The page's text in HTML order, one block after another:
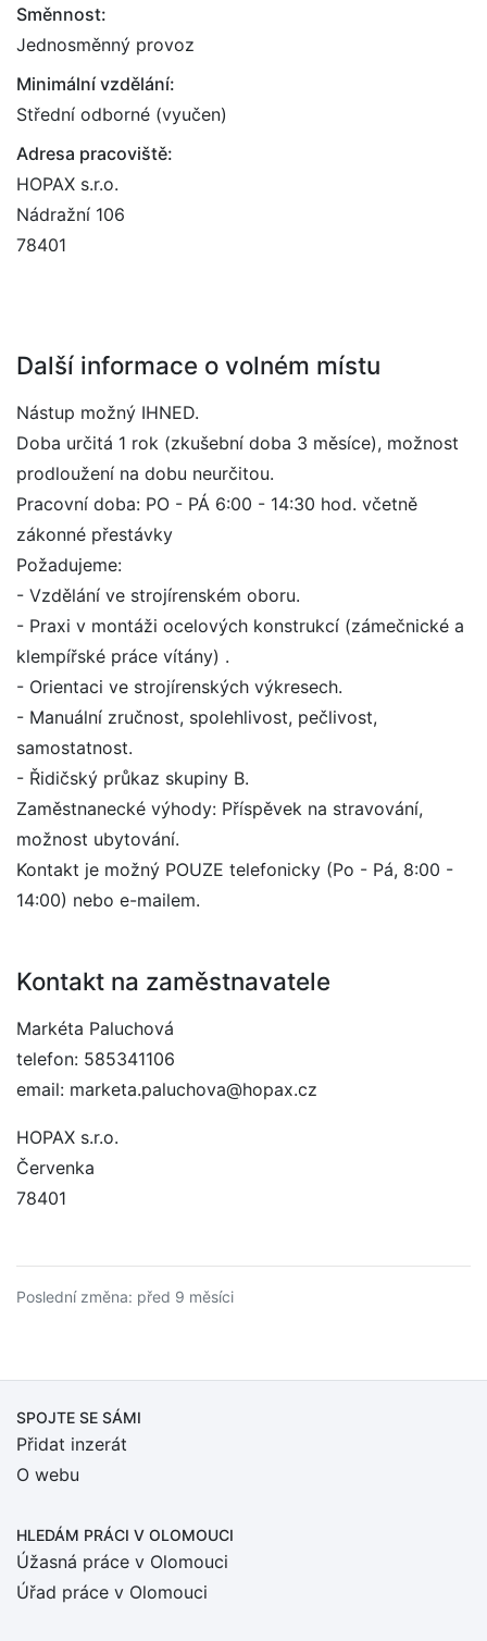
Směnnost:
Jednosměnný provoz
Minimální vzdělání:
Střední odborné (vyučen)
Adresa pracoviště:
HOPAX s.r.o.
Nádražní 106
78401
Další informace o volném místu
Nástup možný IHNED.
Doba určitá 1 rok (zkušební doba 3 měsíce), možnost
prodloužení na dobu neurčitou.
Pracovní doba: PO - PÁ 6:00 - 14:30 hod. včetně
zákonné přestávky
Požadujeme:
- Vzdělání ve strojírenském oboru.
- Praxi v montáži ocelových konstrukcí (zámečnické a
klempířské práce vítány) .
- Orientaci ve strojírenských výkresech.
- Manuální zručnost, spolehlivost, pečlivost,
samostatnost.
- Řidičský průkaz skupiny B.
Zaměstnanecké výhody: Příspěvek na stravování,
možnost ubytování.
Kontakt je možný POUZE telefonicky (Po - Pá, 8:00 -
14:00) nebo e-mailem.
Kontakt na zaměstnavatele
Markéta Paluchová
telefon: 585341106
email: marketa.paluchova@hopax.cz
HOPAX s.r.o.
Červenka
78401
Poslední změna: před 9 měsíci
SPOJTE SE SÁMI
Přidat inzerát
O webu
HLEDÁM PRÁCI V OLOMOUCI
Úžasná práce v Olomouci
Úřad práce v Olomouci